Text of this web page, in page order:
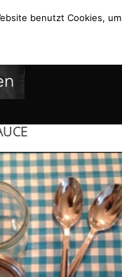
benutzt Cookies,